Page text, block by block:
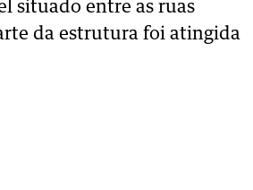
situado entre as ruas
da estrutura foi atingida